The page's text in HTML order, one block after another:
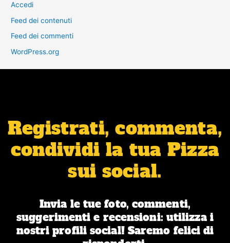
Accedi
Feed dei contenuti
Feed dei commenti
WordPress.org
Registrati, commenta,
condividi la tua Pizza
sui social.
Invia le tue foto, commenti,
suggerimenti e recensioni: utilizza i
nostri profili social! Saremo felici di